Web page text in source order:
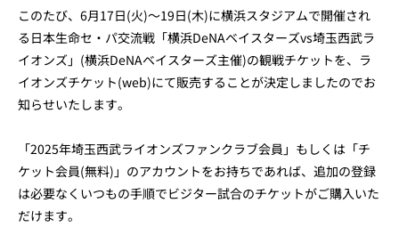
このたび、6月17日(火)～19日(木)に横浜スタジアムで開催され
る日本生命セ・パ交流戦「横浜DeNAベイスターズvs埼玉西武ラ
イオンズ」(横浜DeNAベイスターズ主催)の観戦チケットを、ラ
イオンズチケット(web)にて販売することが決定しましたのでお
知らせいたします。
「2025年埼玉西武ライオンズファンクラブ会員」もしくは「チ
ケット会員(無料)」のアカウントをお持ちであれば、追加の登録
は必要なくいつもの手順でビジター試合のチケットがご購入いた
だけます。